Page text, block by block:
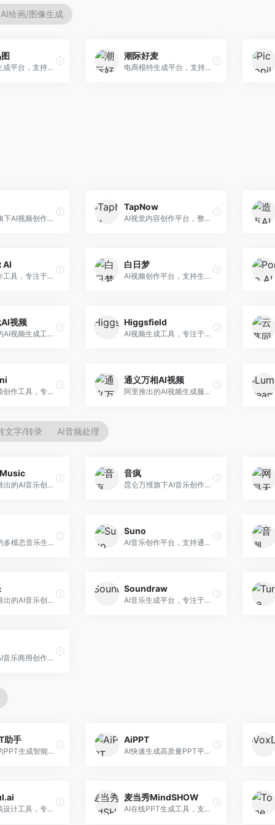
AI绘画/图像生成
AI商品图生成平台，支持模特换装和场景生成。面向电商卖家，提供商品上身效果展示、场景化商品图生成等服务，电商营销效果显著。
潮际好麦
电商模特生成平台，支持AI虚拟模特创作。面向服装和配饰电商，提供模特试穿、商品展示、营销素材生成等服务，模特形象可定制。
字节跳动旗下AI视频创作平台，支持多模态内容生成。面向内容创作者和营销人员，提供文生视频、图生视频、智能剪辑等功能，中文理解能力强，创作效率高。
TapNow
AI视觉内容创作平台，整合图像与视频生成能力。面向内容创作者，提供文生图、文生视频、智能编辑等服务，创作工具丰富，一站式体验便捷。
AI
AI视频创作工具，专注于智能剪辑和视频生成。面向视频创作者，提供智能剪辑、视频生成、特效添加等功能，剪辑效率高，适合快节奏内容生产。
白日梦
AI视频创作平台，支持生成长达50分钟的长视频内容。面向长视频创作者和内容生产者，支持故事视频生成、视频编辑等功能，适合叙事性内容创作。
视频
腾讯推出的AI视频生成工具，基于混元大模型。面向腾讯生态用户和内容创作者，支持文生视频、视频编辑等功能，与腾讯产品生态深度整合。
Higgsfield
AI视频生成工具，专注于高质量视频内容创作。面向视频创作者和营销人员，支持文生视频、视频编辑等功能，视频效果逼真，适合商业应用。
AI动画视频创作工具，专注于动画内容生成。面向动画创作者和二次元内容生产者，支持动画风格视频生成，动画效果流畅，适合动漫内容创作。
通义万相AI视频
阿里推出的AI视频生成服务，整合图像与视频创作能力。面向电商和营销从业者，支持商品视频生成、营销视频制作等服务，商业应用场景丰富。
文字/转录 AI音频处理
昆仑万维推出的AI音乐创作平台，基于天工大模型。面向音乐创作者，支持歌词生成、旋律创作、音乐编曲等服务，中文音乐创作能力强。
音疯
昆仑万维旗下AI音乐创作平台，专注于音乐内容生成。面向音乐爱好者和内容创作者，提供多种风格音乐生成，操作简便，创作速度快。
阿里推出的多模态音乐生成平台，整合音频与文本理解能力。面向内容创作者，支持歌词生成、旋律创作、音乐编辑等服务，与阿里生态深度整合。
Suno
AI音乐创作平台，支持通过文字描述生成完整歌曲，包含歌词、旋律和人声。面向音乐爱好者、内容创作者和独立音乐人，操作门槛低，创作速度快，支持多种音乐风格，为音乐创作带来全新可能。
字节跳动推出的AI音乐创作平台，支持多风格音乐生成。面向内容创作者和音乐爱好者，提供歌词创作、旋律生成、编曲制作等服务，创作效率高，适合短视频配乐。
Soundraw
AI音乐生成平台，专注于免版税音乐创作。面向视频创作者和内容制作者，提供背景音乐生成、音乐定制等服务，音乐版权清晰，适合视频配乐场景。
昆仑万维AI音乐商用创作平台，专注于商业音乐授权。面向企业和商业用户，提供版权音乐生成、商用授权等服务，音乐版权清晰，商业应用安全。
助手
Kimi推出的PPT生成智能体，整合长文本处理能力。面向职场人士和学生，支持文档解析、PPT生成、内容优化等服务，与Kimi生态深度整合。
AiPPT
AI快速生成高质量PPT平台，支持主题定制。面向职场人士和学生，提供一键生成、模板选择、内容优化等服务，PPT制作速度快，设计质量高。
AI演示文稿设计工具，专注于自动化设计排版。面向职场人士，提供智能排版、模板选择、设计优化等服务，设计美观度高。
麦当秀MindSHOW
AI在线PPT生成工具，支持思维导图转PPT。面向职场人士，提供思维导图导入、PPT生成、模板选择等服务，思维导图转PPT效率高。